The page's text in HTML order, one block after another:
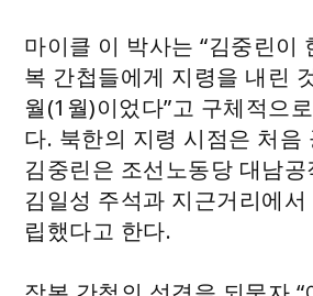
마이클 이 박사는 “김중린이
복 간첩들에게 지령을 내린
월(1월)이었다”고 구체적으
다. 북한의 지령 시점은 처음
김중린은 조선노동당 대남
김일성 주석과 지근거리에
립했다고 한다.